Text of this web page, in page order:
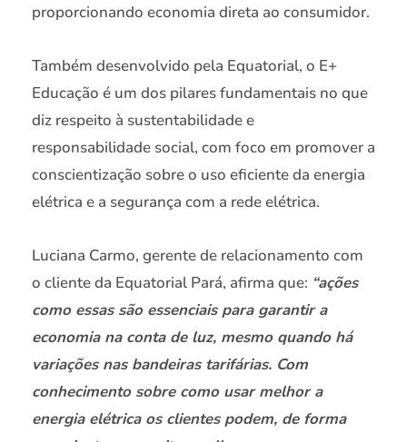
proporcionando economia direta ao consumidor.
Também desenvolvido pela Equatorial, o E+
Educação é um dos pilares fundamentais no que
diz respeito à sustentabilidade e
responsabilidade social, com foco em promover a
conscientização sobre o uso eficiente da energia
elétrica e a segurança com a rede elétrica.
Luciana Carmo, gerente de relacionamento com
o cliente da Equatorial Pará, afirma que: “ações
como essas são essenciais para garantir a
economia na conta de luz, mesmo quando há
variações nas bandeiras tarifárias. Com
conhecimento sobre como usar melhor a
energia elétrica os clientes podem, de forma